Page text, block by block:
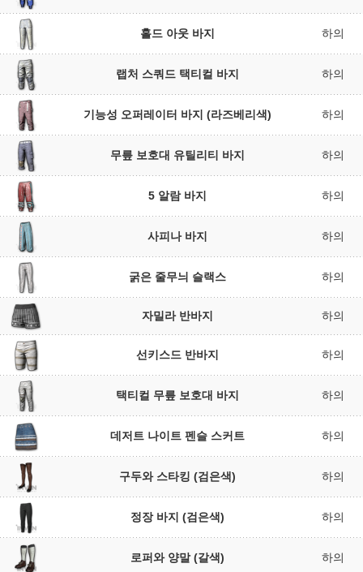
홀드 아웃 바지 하의
랩처 스쿼드 택티컬 바지 하의
기능성 오퍼레이터 바지 (라즈베리색) 하의
무릎 보호대 유틸리티 바지 하의
5 알람 바지 하의
사피나 바지 하의
굵은 줄무늬 슬랙스 하의
자밀라 반바지 하의
선키스드 반바지 하의
택티컬 무릎 보호대 바지 하의
데저트 나이트 펜슬 스커트 하의
구두와 스타킹 (검은색) 하의
정장 바지 (검은색) 하의
로퍼와 양말 (갈색) 하의